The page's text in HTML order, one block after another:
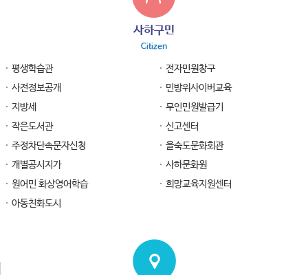
사하구민
Citizen
평생학습관
전자민원창구
사전정보공개
민방위사이버교육
지방세
무인민원발급기
작은도서관
신고센터
주정차단속문자신청
을숙도문화회관
개별공시지가
사하문화원
원어민 화상영어학습
희망교육지원센터
아동친화도시